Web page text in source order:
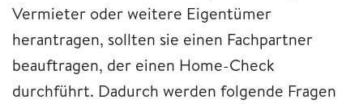
Vermieter oder weitere Eigentümer
herantragen, sollten sie einen Fachpartner
beauftragen, der einen Home-Check
durchführt. Dadurch werden folgende Fragen